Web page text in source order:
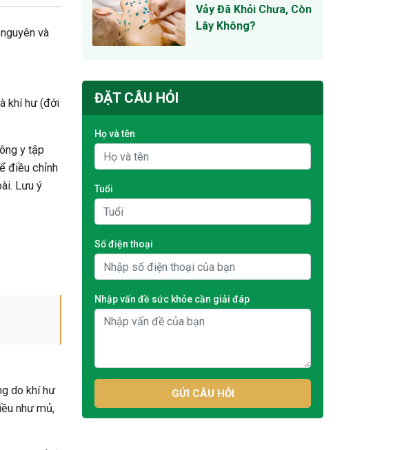
và
khí hư (đới
y tập
điều chỉnh
Lưu ý
do khí hư
như mủ,
Vảy Đã Khỏi Chưa, Còn
Lây Không?
ĐẶT CÂU HỎI
Họ và tên
Tuổi
Số điện thoại
Nhập vấn đề sức khỏe cần giải đáp
GỬI CÂU HỎI